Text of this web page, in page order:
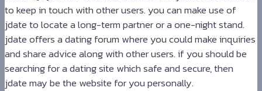
to keep in touch with other users. you can make use of
jdate to locate a long-term partner or a one-night stand.
jdate offers a dating forum where you could make inquiries
and share advice along with other users. if you should be
searching for a dating site which safe and secure, then
jdate may be the website for you personally.